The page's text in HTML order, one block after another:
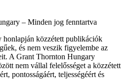
– Minden jog fenntartva
közzétett publikációk
és nem veszik figyelembe az
A Grant Thornton Hungary
nem vállal felelősséget a közzétett
pontosságáért, teljességéért és